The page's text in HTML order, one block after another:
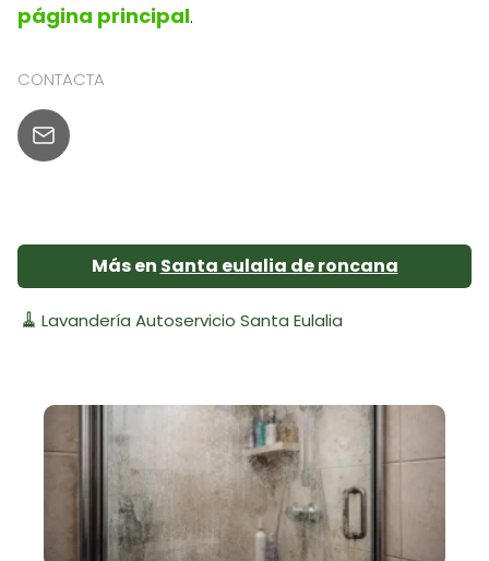
página principal.
CONTACTA
Más en Santa eulalia de roncana
🧹 Lavandería Autoservicio Santa Eulalia